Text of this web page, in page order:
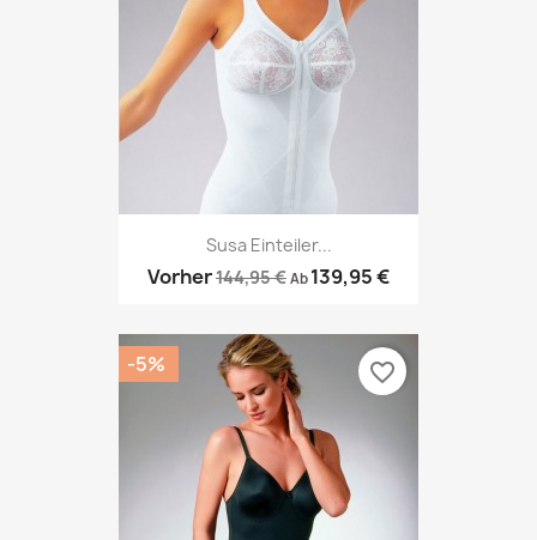
Susa Einteiler...
Vorher144,95 € Ab 139,95 €
-5% favorite_border